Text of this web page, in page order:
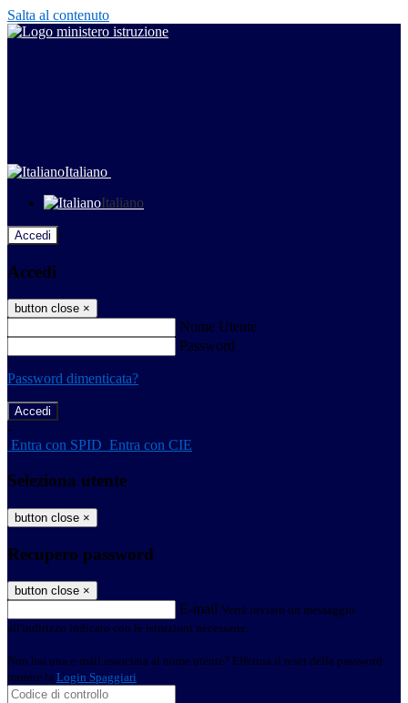
Salta al contenuto
Italiano
Italiano
Accedi
Accedi
button close ×
Nome Utente
Password
Password dimenticata?
-
Entra con SPID Entra con CIE
Seleziona utente
button close ×
Recupero password
button close ×
E-mail Verrà inviato un messaggio
all'indirizzo indicato con le istruzioni necessarie.
Non hai una e-mail associata al nome utente? Effettua il reset della password
tramite la Login Spaggiari